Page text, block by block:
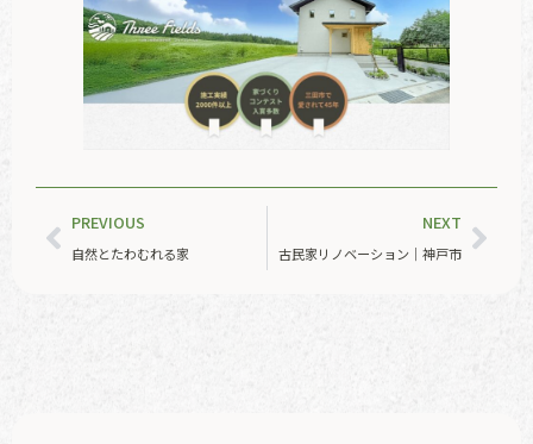
PREVIOUS
自然とたわむれる家
NEXT
古民家リノベーション｜神戸市